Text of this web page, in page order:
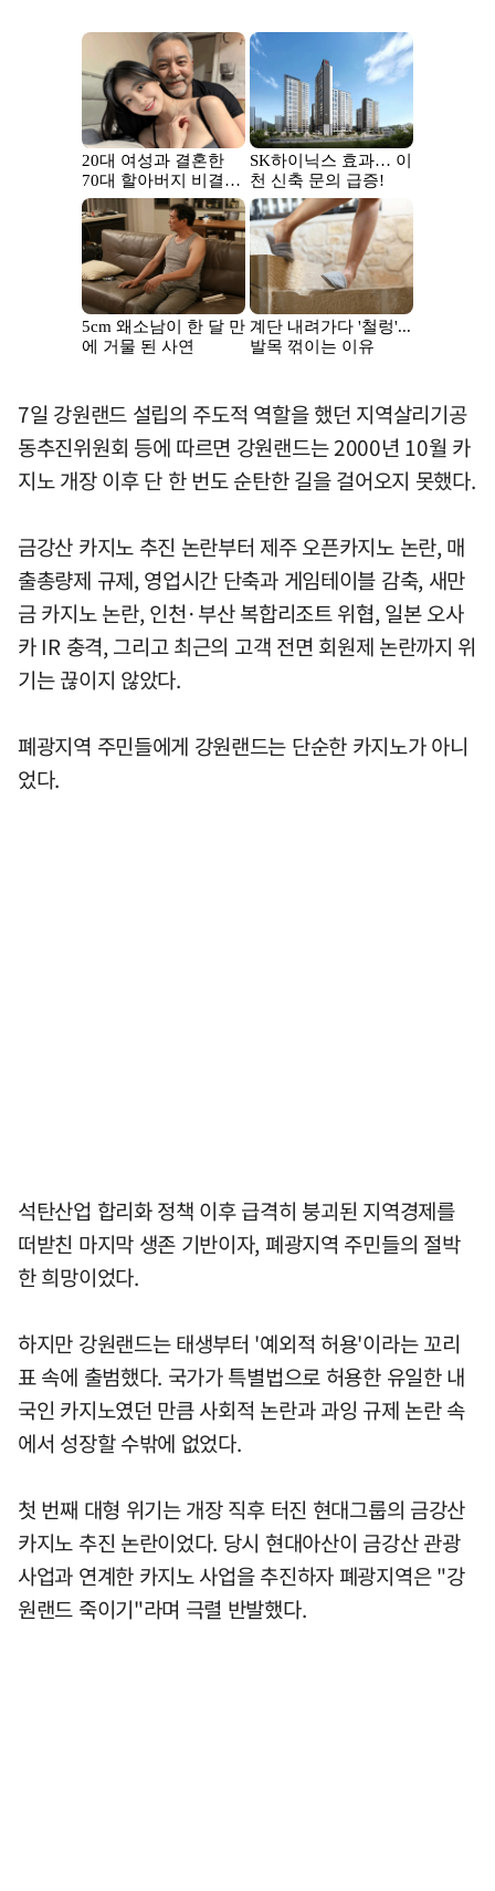
7일 강원랜드 설립의 주도적 역할을 했던 지역살리기공
동추진위원회 등에 따르면 강원랜드는 2000년 10월 카
지노 개장 이후 단 한 번도 순탄한 길을 걸어오지 못했다.
금강산 카지노 추진 논란부터 제주 오픈카지노 논란, 매
출총량제 규제, 영업시간 단축과 게임테이블 감축, 새만
금 카지노 논란, 인천·부산 복합리조트 위협, 일본 오사
카 IR 충격, 그리고 최근의 고객 전면 회원제 논란까지 위
기는 끊이지 않았다.
폐광지역 주민들에게 강원랜드는 단순한 카지노가 아니
었다.
석탄산업 합리화 정책 이후 급격히 붕괴된 지역경제를
떠받친 마지막 생존 기반이자, 폐광지역 주민들의 절박
한 희망이었다.
하지만 강원랜드는 태생부터 '예외적 허용'이라는 꼬리
표 속에 출범했다. 국가가 특별법으로 허용한 유일한 내
국인 카지노였던 만큼 사회적 논란과 과잉 규제 논란 속
에서 성장할 수밖에 없었다.
첫 번째 대형 위기는 개장 직후 터진 현대그룹의 금강산
카지노 추진 논란이었다. 당시 현대아산이 금강산 관광
사업과 연계한 카지노 사업을 추진하자 폐광지역은 "강
원랜드 죽이기"라며 극렬 반발했다.